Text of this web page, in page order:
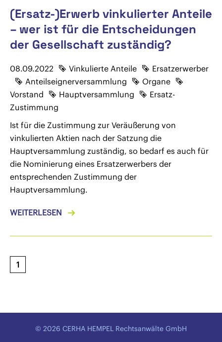
(Ersatz-)Erwerb vinkulierter Anteile
– wer ist für die Entscheidungen
der Gesellschaft zuständig?
08.09.2022 Vinkulierte Anteile
Ersatzerwerber
Anteilseignerversammlung
Organe
Vorstand
Hauptversammlung
Ersatz-
Zustimmung
Ist für die Zustimmung zur Veräußerung von
vinkulierten Aktien nach der Satzung die
Hauptversammlung zuständig, so bedarf es auch für
die Nominierung eines Ersatzerwerbers der
entsprechenden Zustimmung der
Hauptversammlung.
WEITERLESEN
1
© 2026 CERHA HEMPEL Rechtsanwälte GmbH